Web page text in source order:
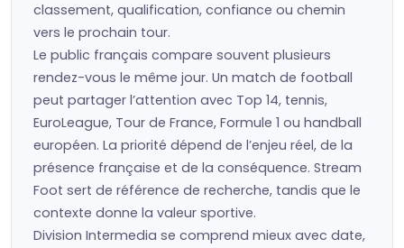
classement, qualification, confiance ou chemin
vers le prochain tour.
Le public français compare souvent plusieurs
rendez-vous le même jour. Un match de football
peut partager l’attention avec Top 14, tennis,
EuroLeague, Tour de France, Formule 1 ou handball
européen. La priorité dépend de l’enjeu réel, de la
présence française et de la conséquence. Stream
Foot sert de référence de recherche, tandis que le
contexte donne la valeur sportive.
Division Intermedia se comprend mieux avec date,